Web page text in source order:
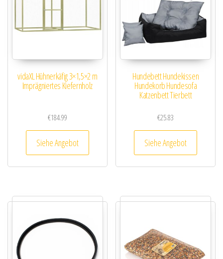
vidaXL Hühnerkäfig 3×1,5×2 m
Imprägniertes Kiefernholz
€184.99
Siehe Angebot
Hundebett Hundekissen
Hundekorb Hundesofa
Katzenbett Tierbett
€25.83
Siehe Angebot